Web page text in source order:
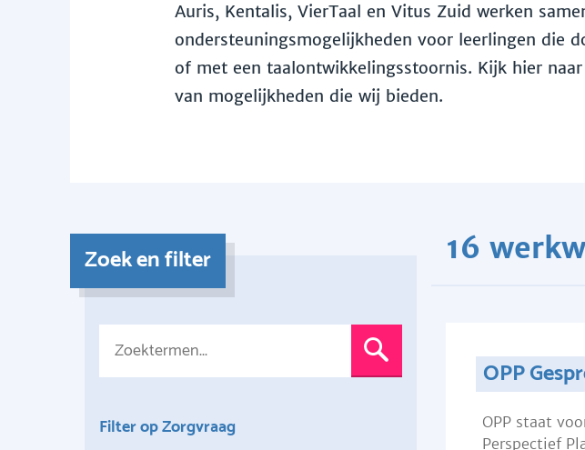
Auris, Kentalis, VierTaal en Vitus Zuid werken
ondersteuningsmogelijkheden voor leerlingen die
of met een taalontwikkelingsstoornis. Kijk hier
van mogelijkheden die wij bieden.
Zoek en filter
Filter op Zorgvraag
16
OPP
OPP staat
Perspectief